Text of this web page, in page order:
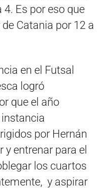
Es por eso que
Catania por 12 a
en el Futsal
logró
que el año
por Hernán
y entrenar para el
los cuartos
y aspirar